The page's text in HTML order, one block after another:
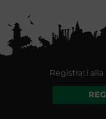
Registrati